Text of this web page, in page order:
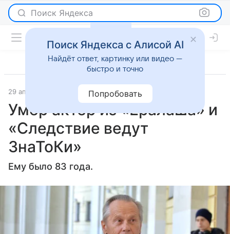
Поиск Яндекса
29 апреля 2025 Lenta.Ru Светская жизнь
Умер актер из «Ералаша» и
«Следствие ведут
ЗнаТоКи»
Ему было 83 года.
Поиск Яндекса с Алисой AI
Найдёт ответ, картинку или видео —
быстро и точно
Попробовать